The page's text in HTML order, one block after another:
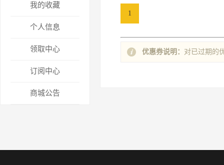
我的收藏
个人信息
领取中心
订阅中心
商城公告
1
优惠券说明： 对已过期的